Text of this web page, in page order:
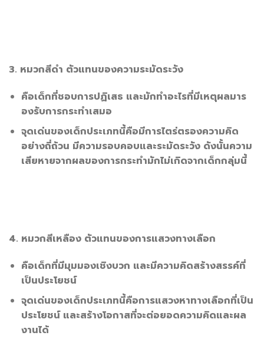
3. หมวกสีดำ ตัวแทนของความระมัดระวัง
คือเด็กที่ชอบการปฏิเสธ และมักทำอะไรที่มีเหตุผลมาร
องรับการกระทำเสมอ
จุดเด่นของเด็กประเภทนี้คือมีการไตร่ตรองความคิด
อย่างถี่ถ้วน มีความรอบคอบและระมัดระวัง ดังนั้นความ
เสียหายจากผลของการกระทำมักไม่เกิดจากเด็กกลุ่มนี้
4. หมวกสีเหลือง ตัวแทนของการแสวงทางเลือก
คือเด็กที่มีมุมมองเชิงบวก และมีความคิดสร้างสรรค์ที่
เป็นประโยชน์
จุดเด่นของเด็กประเภทนี้คือการแสวงหาทางเลือกที่เป็น
ประโยชน์ และสร้างโอกาสที่จะต่อยอดความคิดและผล
งานได้